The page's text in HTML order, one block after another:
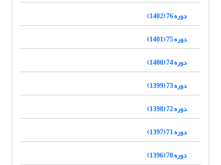
دوره 76 (1402)
دوره 75 (1401)
دوره 74 (1400)
دوره 73 (1399)
دوره 72 (1398)
دوره 71 (1397)
دوره 70 (1396)